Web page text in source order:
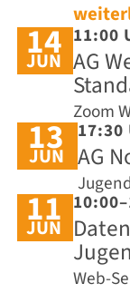
14
JUN
11:00
AG
Zoom
13
JUN
17:30
AG
11
JUN
Web-